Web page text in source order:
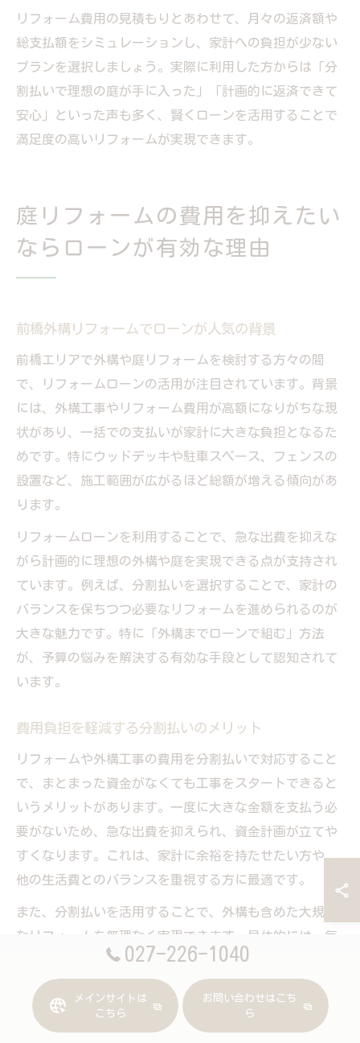
リフォーム費用の見積もりとあわせて、月々の返済額や
総支払額をシミュレーションし、家計への負担が少ない
プランを選択しましょう。実際に利用した方からは「分
割払いで理想の庭が手に入った」「計画的に返済できて
安心」といった声も多く、賢くローンを活用することで
満足度の高いリフォームが実現できます。
庭リフォームの費用を抑えたい
ならローンが有効な理由
前橋外構リフォームでローンが人気の背景
前橋エリアで外構や庭リフォームを検討する方々の間
で、リフォームローンの活用が注目されています。背景
には、外構工事やリフォーム費用が高額になりがちな現
状があり、一括での支払いが家計に大きな負担となるた
めです。特にウッドデッキや駐車スペース、フェンスの
設置など、施工範囲が広がるほど総額が増える傾向があ
ります。
リフォームローンを利用することで、急な出費を抑えな
がら計画的に理想の外構や庭を実現できる点が支持され
ています。例えば、分割払いを選択することで、家計の
バランスを保ちつつ必要なリフォームを進められるのが
大きな魅力です。特に「外構までローンで組む」方法
が、予算の悩みを解決する有効な手段として認知されて
います。
費用負担を軽減する分割払いのメリット
リフォームや外構工事の費用を分割払いで対応すること
で、まとまった資金がなくても工事をスタートできると
いうメリットがあります。一度に大きな金額を支払う必
要がないため、急な出費を抑えられ、資金計画が立てや
すくなります。これは、家計に余裕を持たせたい方や、
他の生活費とのバランスを重視する方に最適です。
また、分割払いを活用することで、外構も含めた大規模
なリフォームを無理なく実現できます。具体的には、毎
月一定額の支払いに設定することで、予算オーバーを防
ぎながら希望の工事内容を選べます。分割払いの際は金
利や手数料の確認が必要ですが、計画的な資金管理がで
きる点は大きなメリットです。
027-226-1040
メインサイトは
こちら
お問い合わせはこち
ら